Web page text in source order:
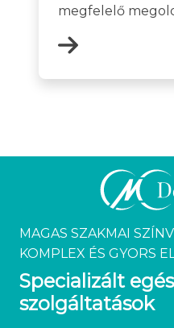
megfelelő
MAGAS SZAKMAI
KOMPLEX ÉS GYORS
Specializált
szolgáltatások